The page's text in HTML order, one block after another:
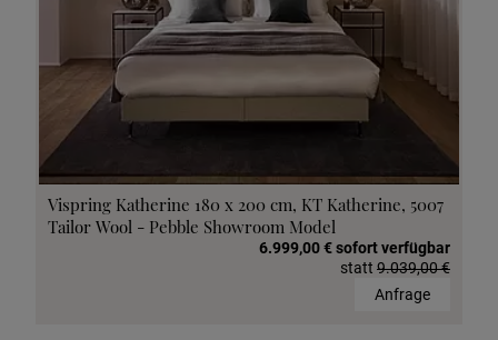
Vispring Katherine 180 x 200 cm, KT Katherine, 5007
Tailor Wool - Pebble Showroom Model
6.999,00 € sofort verfügbar
statt 9.039,00 €
Anfrage